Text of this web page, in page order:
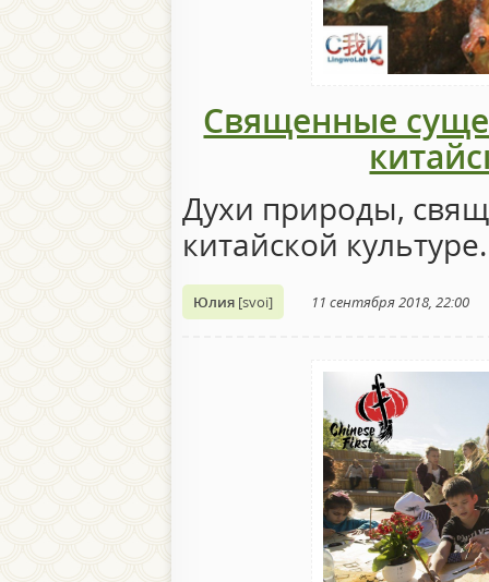
Священные
Духи природы,
китайской
Юлия[svoi] 11 сентября 2018, 22:00